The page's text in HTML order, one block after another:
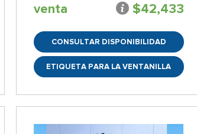
venta
$42,433
CONSULTAR DISPONIBILIDAD
ETIQUETA PARA LA VENTANILLA